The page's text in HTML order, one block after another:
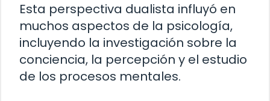
Esta perspectiva dualista influyó en
muchos aspectos de la psicología,
incluyendo la investigación sobre la
conciencia, la percepción y el estudio
de los procesos mentales.